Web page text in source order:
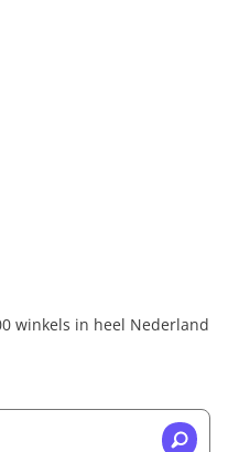
winkels in heel Nederland